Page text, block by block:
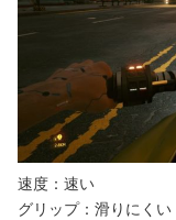
速度：速い
グリップ：滑りにくい